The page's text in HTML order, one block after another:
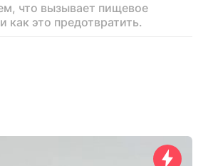
что вызывает пищевое
как это предотвратить.